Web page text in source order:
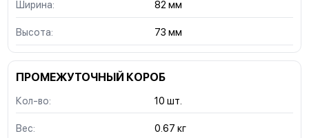
Ширина: 82 мм
Высота: 73 мм
ПРОМЕЖУТОЧНЫЙ КОРОБ
Кол-во: 10 шт.
Вес: 0.67 кг